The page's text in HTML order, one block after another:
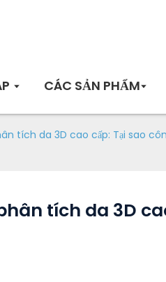
CÁC SẢN PHẨM
tích da 3D cao cấp: Tại sao
tích da 3D